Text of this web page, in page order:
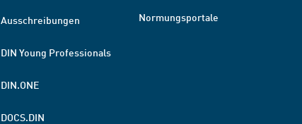
Ausschreibungen
DIN Young Professionals
DIN.ONE
DOCS.DIN
Normungsportale